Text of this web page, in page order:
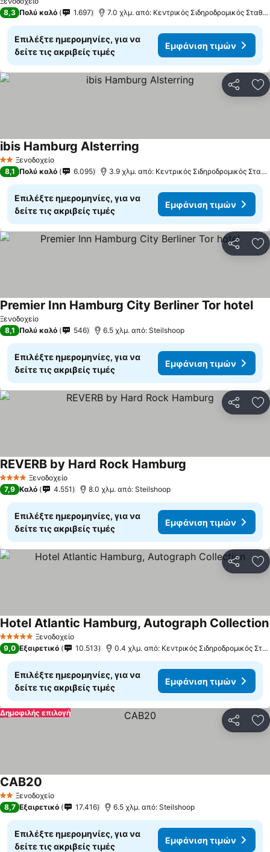
8,3 Πολύ καλό 1.697 7.0 χλμ. από: Κεντρικός Σιδηροδρομικός
Επιλέξτε ημερομηνίες, για να
δείτε τις ακριβείς τιμές
Εμφάνιση τιμών
2 ΑστέριαΞενοδοχείο
ibis Hamburg Alsterring
8,1 Πολύ καλό 6.095 3.9 χλμ. από: Κεντρικός Σιδηροδρομικός
Επιλέξτε ημερομηνίες, για να
δείτε τις ακριβείς τιμές
Εμφάνιση τιμών
Ξενοδοχείο
Premier Inn Hamburg City Berliner Tor hotel
8,1 Πολύ καλό 546 6.5 χλμ. από: Steilshoop
Επιλέξτε ημερομηνίες, για να
δείτε τις ακριβείς τιμές
Εμφάνιση τιμών
4 ΑστέριαΞενοδοχείο
REVERB by Hard Rock Hamburg
7,9 Καλό 4.551 8.0 χλμ. από: Steilshoop
Επιλέξτε ημερομηνίες, για να
δείτε τις ακριβείς τιμές
Εμφάνιση τιμών
5 Αστέρια Ξενοδοχείο
Hotel Atlantic Hamburg, Autograph Collection
9,0 Εξαιρετικό 10.513 0.4 χλμ. από: Κεντρικός Σιδηροδρομικός
Επιλέξτε ημερομηνίες, για να
δείτε τις ακριβείς τιμές
Εμφάνιση τιμών
Δημοφιλής επιλογή
2 ΑστέριαΞενοδοχείο
CAB20
8,7 Εξαιρετικό 17.416 6.5 χλμ. από: Steilshoop
Επιλέξτε ημερομηνίες, για να
δείτε τις ακριβείς τιμές
Εμφάνιση τιμών